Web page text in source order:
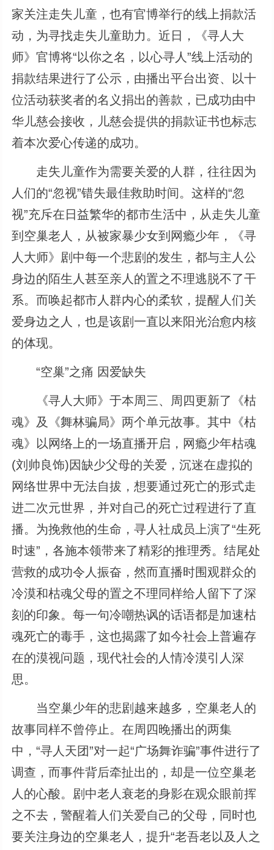
家关注走失儿童，也有官博举行的线上捐款活
动，为寻找走失儿童助力。近日，《寻人大
师》官博将“以你之名，以心寻人”线上活动的
捐款结果进行了公示，由播出平台出资、以十
位活动获奖者的名义捐出的善款，已成功由中
华儿慈会接收，儿慈会提供的捐款证书也标志
着本次爱心传递的成功。
走失儿童作为需要关爱的人群，往往因为
人们的“忽视”错失最佳救助时间。这样的“忽
视”充斥在日益繁华的都市生活中，从走失儿童
到空巢老人，从被家暴少女到网瘾少年，《寻
人大师》剧中每一个悲剧的发生，都与主人公
身边的陌生人甚至亲人的置之不理逃脱不了干
系。而唤起都市人群内心的柔软，提醒人们关
爱身边之人，也是该剧一直以来阳光治愈内核
的体现。
“空巢”之痛 因爱缺失
《寻人大师》于本周三、周四更新了《枯
魂》及《舞林骗局》两个单元故事。其中《枯
魂》以网络上的一场直播开启，网瘾少年枯魂
(刘帅良饰)因缺少父母的关爱，沉迷在虚拟的
网络世界中无法自拔，想要通过死亡的形式走
进二次元世界，并对自己的死亡过程进行了直
播。为挽救他的生命，寻人社成员上演了“生死
时速”，各施本领带来了精彩的推理秀。结尾处
营救的成功令人振奋，然而直播时围观群众的
冷漠和枯魂父母的置之不理同样给人留下了深
刻的印象。每一句冷嘲热讽的话语都是加速枯
魂死亡的毒手，这也揭露了如今社会上普遍存
在的漠视问题，现代社会的人情冷漠引人深
思。
当空巢少年的悲剧越来越多，空巢老人的
故事同样不曾停止。在周四晚播出的两集
中，“寻人天团”对一起“广场舞诈骗”事件进行了
调查，而事件背后牵扯出的，却是一位空巢老
人的心酸。剧中老人衰老的身影在观众眼前挥
之不去，警醒着人们关爱自己的父母，同时也
要关注身边的空巢老人，提升“老吾老以及人之